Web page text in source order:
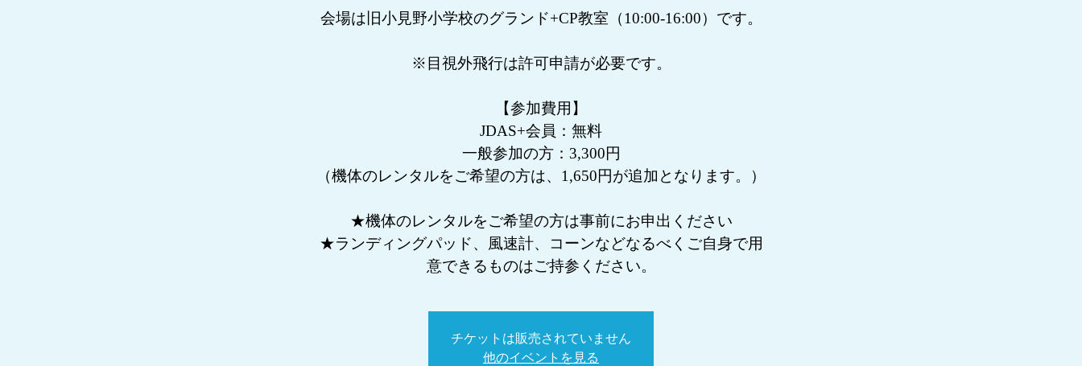
会場は旧小見野小学校のグランド+CP教室（10:00-16:00）です。
※目視外飛行は許可申請が必要です。
【参加費用】
JDAS+会員：無料
一般参加の方：3,300円
（機体のレンタルをご希望の方は、1,650円が追加となります。）
★機体のレンタルをご希望の方は事前にお申出ください
★ランディングパッド、風速計、コーンなどなるべくご自身で用
チケットは販売されていません
他のイベントを見る